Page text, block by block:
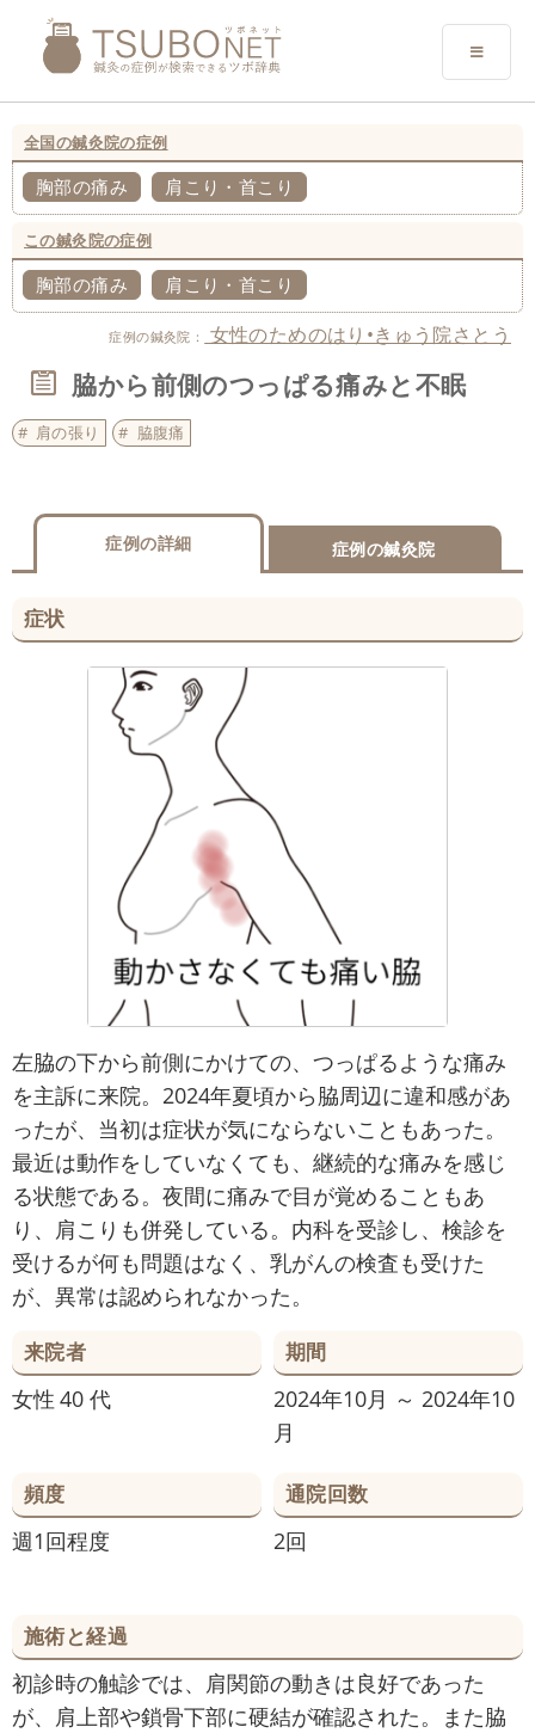
全国の鍼灸院の症例
胸部の痛み 肩こり・首こり
この鍼灸院の症例
胸部の痛み 肩こり・首こり
症例の鍼灸院： 女性のためのはり•きゅう院さとう
脇から前側のつっぱる痛みと不眠
肩の張り 脇腹痛
症例の詳細 症例の鍼灸院
症状
左脇の下から前側にかけての、つっぱるような痛み
を主訴に来院。2024年夏頃から脇周辺に違和感があ
ったが、当初は症状が気にならないこともあった。
最近は動作をしていなくても、継続的な痛みを感じ
る状態である。夜間に痛みで目が覚めることもあ
り、肩こりも併発している。内科を受診し、検診を
受けるが何も問題はなく、乳がんの検査も受けた
が、異常は認められなかった。
来院者
女性 40 代
期間
2024年10月 ～ 2024年10
月
頻度
週1回程度
通院回数
2回
施術と経過
初診時の触診では、肩関節の動きは良好であった
が、肩上部や鎖骨下部に硬結が確認された。また脇